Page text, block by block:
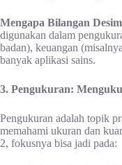
Mengapa Bilangan
digunakan dalam
badan), keuangan
banyak aplikasi sains.
3. Pengukuran:
Pengukuran adalah topik
memahami ukuran dan
2, fokusnya bisa jadi pada: